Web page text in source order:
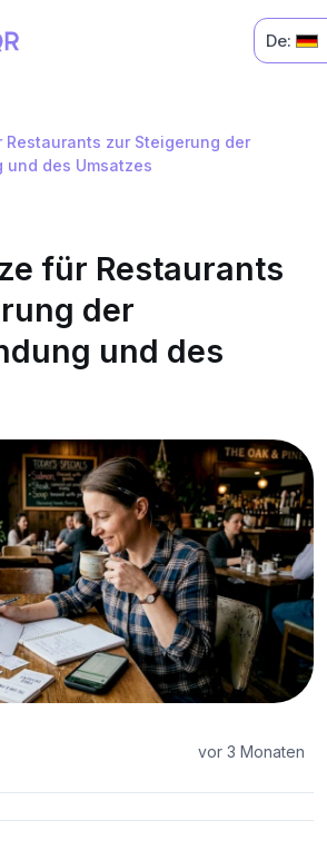
De:
Restaurants zur Steigerung der
und des Umsatzes
für Restaurants
der
und des
vor 3 Monaten